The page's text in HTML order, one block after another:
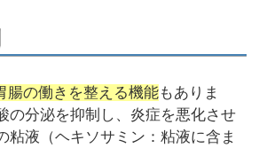
腸の働きを整える機能もありま
の分泌を抑制し、炎症を悪化させ
粘液（ヘキソサミン：粘液に含ま